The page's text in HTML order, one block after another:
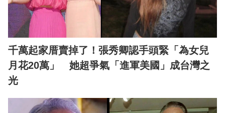
千萬起家厝賣掉了！張秀卿認手頭緊「為女兒
月花20萬」 她超爭氣「進軍美國」成台灣之
光